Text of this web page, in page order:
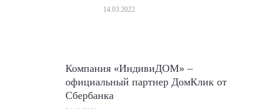
14.03.2022
Компания «ИндивиДОМ» –
официальный партнер ДомКлик от
Сбербанка